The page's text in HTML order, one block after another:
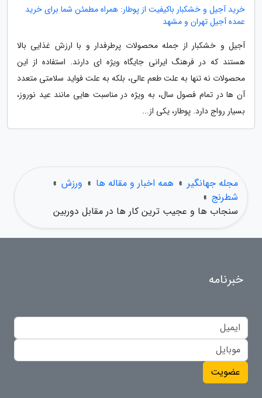
خرید آجیل و خشکبار باکیفیت از پوطار: همراه مطمئن شما برای خرید
عمده آجیل تهران و مشهد
آجیل و خشکبار از جمله محصولات پرطرفدار و با ارزش غذایی بالا
هستند که در فرهنگ ایرانی جایگاه ویژه ای دارند. استفاده از این
محصولات نه تنها به علت طعم عالی، بلکه به علت فواید سلامتی متعدد
آن ها در تمام فصول سال، به ویژه در مناسبت هایی مانند عید نوروز،
بسیار رواج دارد. پوطار، یکی از...
مجله جهانگیر » همه اخبار و مقاله ها » ورزش »
شطرنج »
سنجاب ها و عجیب ترین کار ها در مقابل دوربین
خبرنامه
عضویت